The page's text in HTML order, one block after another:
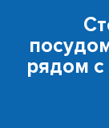
рядом с